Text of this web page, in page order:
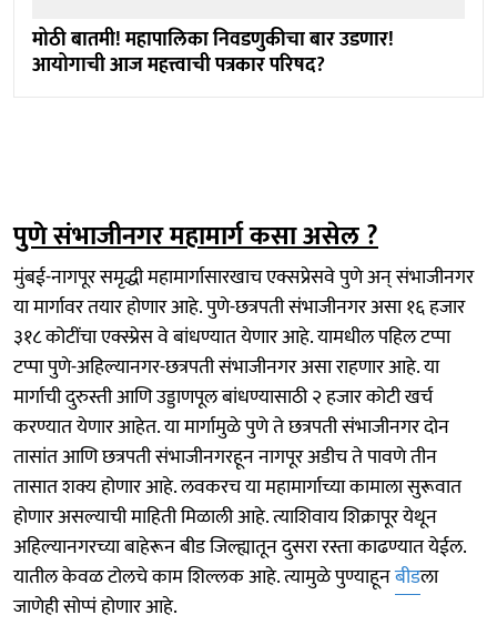
मोठी बातमी! महापालिका निवडणुकीचा बार उडणार!
आयोगाची आज महत्त्वाची पत्रकार परिषद?
पुणे संभाजीनगर महामार्ग कसा असेल ?
मुंबई-नागपूर समृद्धी महामार्गासारखाच एक्सप्रेसवे पुणे अन् संभाजीनगर
या मार्गावर तयार होणार आहे. पुणे-छत्रपती संभाजीनगर असा १६ हजार
३१८ कोटींचा एक्स्प्रेस वे बांधण्यात येणार आहे. यामधील पहिल टप्पा
टप्पा पुणे-अहिल्यानगर-छत्रपती संभाजीनगर असा राहणार आहे. या
मार्गाची दुरुस्ती आणि उड्डाणपूल बांधण्यासाठी २ हजार कोटी खर्च
करण्यात येणार आहेत. या मार्गामुळे पुणे ते छत्रपती संभाजीनगर दोन
तासांत आणि छत्रपती संभाजीनगरहून नागपूर अडीच ते पावणे तीन
तासात शक्य होणार आहे. लवकरच या महामार्गाच्या कामाला सुरूवात
होणार असल्याची माहिती मिळाली आहे. त्याशिवाय शिक्रापूर येथून
अहिल्यानगरच्या बाहेरून बीड जिल्ह्यातून दुसरा रस्ता काढण्यात येईल.
यातील केवळ टोलचे काम शिल्लक आहे. त्यामुळे पुण्याहूनबीडला
जाणेही सोप्पं होणार आहे.